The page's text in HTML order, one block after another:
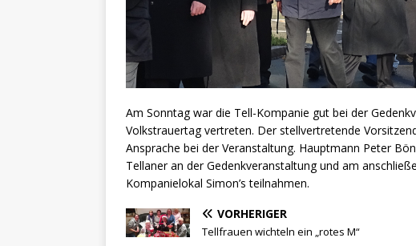
Am Sonntag war die Tell-Kompanie gut bei der
Volkstrauertag vertreten. Der stellvertretende
Ansprache bei der Veranstaltung. Hauptmann Peter
Tellaner an der Gedenkveranstaltung und am
Kompanielokal Simon’s teilnahmen.
VORHERIGER
Tellfrauen wichteln ein „rotes M“